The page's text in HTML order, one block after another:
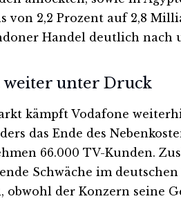
von 2,2 Prozent auf 2,8
Handel deutlich
weiter unter Druck
kämpft Vodafone
das Ende des
66.000 TV-Kunden.
Schwäche im
der Konzern seine